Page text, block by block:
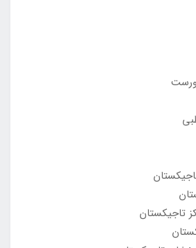
تاجیکستان